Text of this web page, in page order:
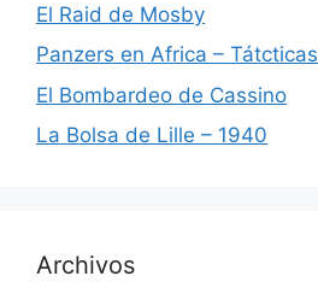
El Raid de Mosby
Panzers en Africa – Tátcticas
El Bombardeo de Cassino
La Bolsa de Lille – 1940
Archivos